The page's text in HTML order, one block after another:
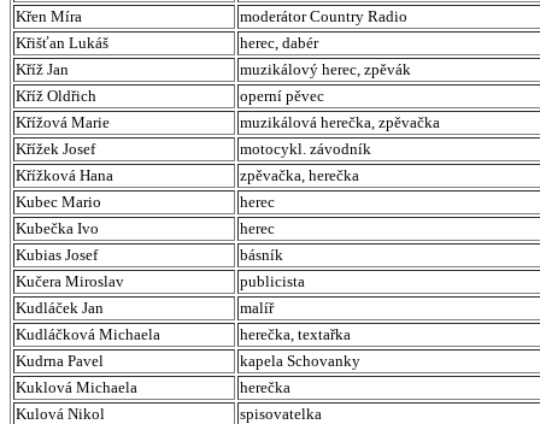
Křen Míra
moderátor Country Radio
Křišťan Lukáš
herec, dabér
Kříž Jan
muzikálový herec, zpěvák
Kříž Oldřich
operní pěvec
Křížová Marie
muzikálová herečka, zpěvačka
Křížek Josef
motocykl. závodník
Křížková Hana
zpěvačka, herečka
Kubec Mario
herec
Kubečka Ivo
herec
Kubias Josef
básník
Kučera Miroslav
publicista
Kudláček Jan
malíř
Kudláčková Michaela
herečka, textařka
Kudrna Pavel
kapela Schovanky
Kuklová Michaela
herečka
Kulová Nikol
spisovatelka